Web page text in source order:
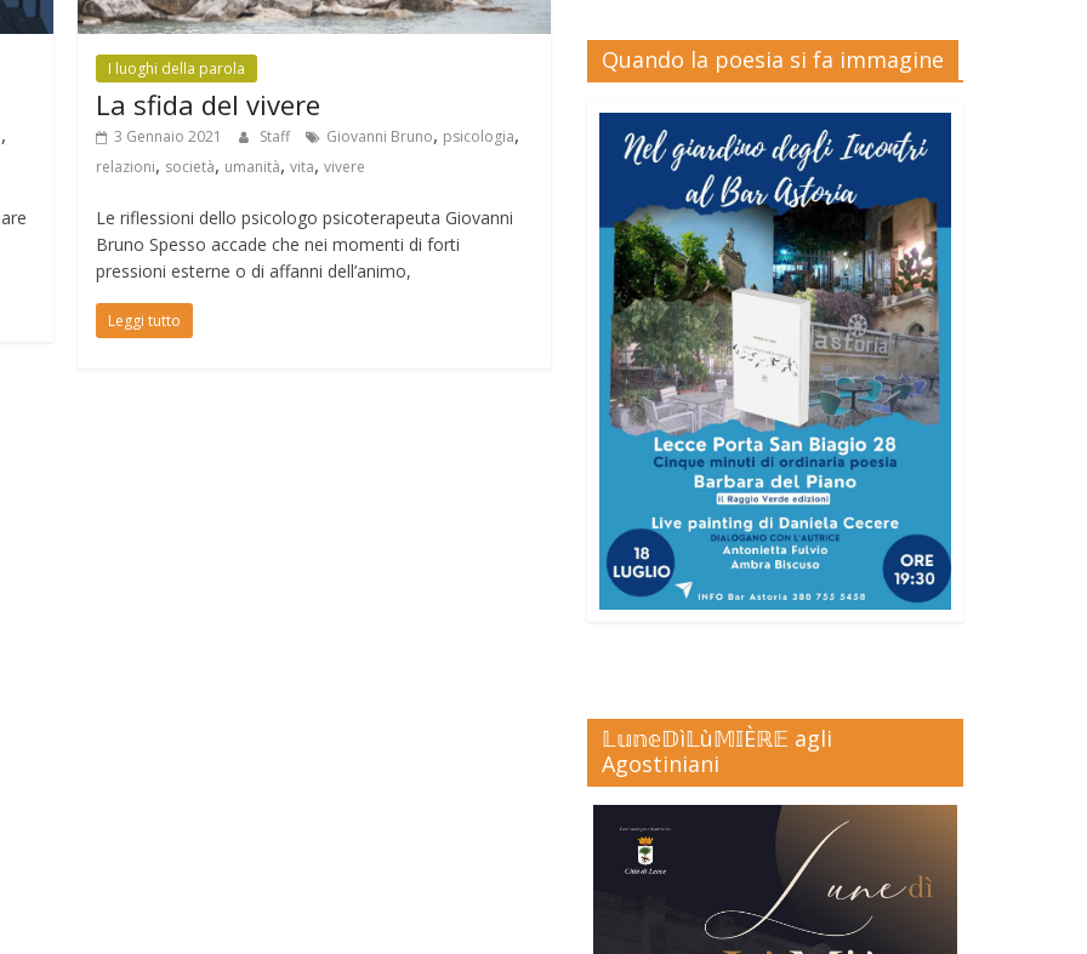
,
I luoghi della parola
La sfida del vivere
3 Gennaio 2021 Staff Giovanni Bruno, psicologia,
relazioni, società, umanità,vita,vivere
Le riflessioni dello psicologo psicoterapeuta Giovanni
Bruno Spesso accade che nei momenti di forti
pressioni esterne o di affanni dell’animo,
Leggi tutto
Quando la poesia si fa immagine
𝕃𝕦𝕟𝕖𝔻ì𝕃ù𝕄𝕀Èℝ𝔼 agli
Agostiniani